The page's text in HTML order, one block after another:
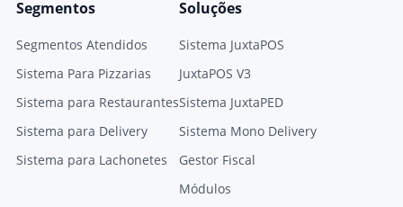
Segmentos
Segmentos Atendidos
Sistema Para Pizzarias
Sistema para Restaurantes
Sistema para Delivery
Sistema para Lachonetes
Soluções
Sistema JuxtaPOS
JuxtaPOS V3
Sistema JuxtaPED
Sistema Mono Delivery
Gestor Fiscal
Módulos